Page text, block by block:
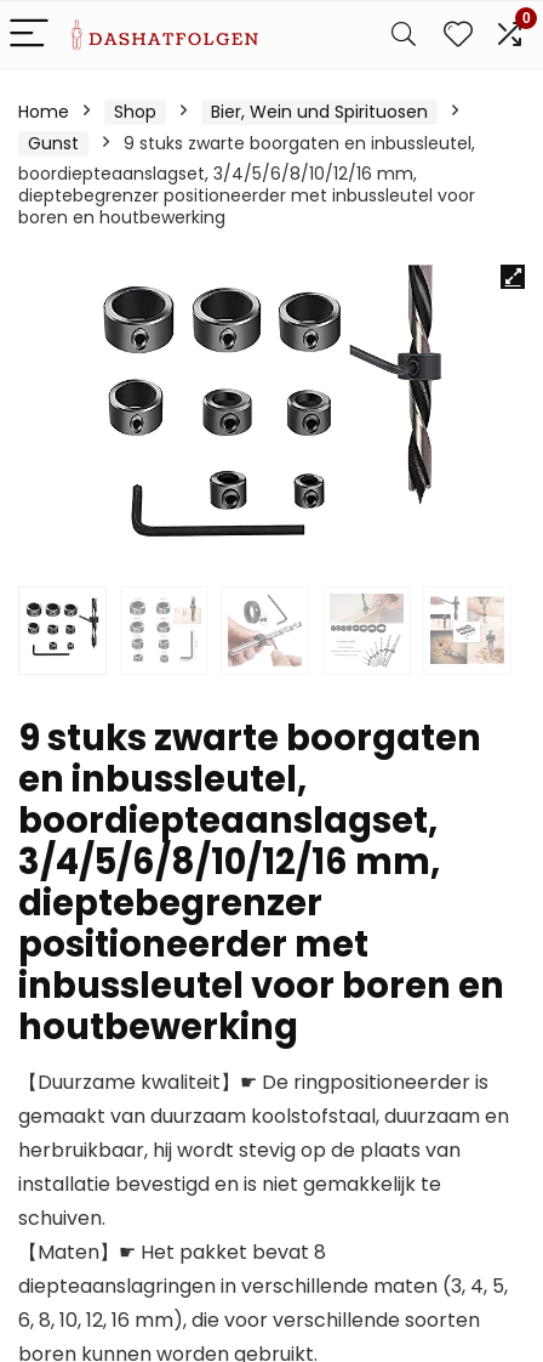
0
Home Shop
Bier, Wein und Spirituosen
Gunst
9 stuks zwarte boorgaten en inbussleutel,
boordiepteaanslagset, 3/4/5/6/8/10/12/16 mm,
dieptebegrenzer positioneerder met inbussleutel voor
boren en houtbewerking
9 stuks zwarte boorgaten
en inbussleutel,
boordiepteaanslagset,
3/4/5/6/8/10/12/16 mm,
dieptebegrenzer
positioneerder met
inbussleutel voor boren en
houtbewerking
【Duurzame kwaliteit】☛ De ringpositioneerder is
gemaakt van duurzaam koolstofstaal, duurzaam en
herbruikbaar, hij wordt stevig op de plaats van
installatie bevestigd en is niet gemakkelijk te
schuiven.
【Maten】☛ Het pakket bevat 8
diepteaanslagringen in verschillende maten (3, 4, 5,
6, 8, 10, 12, 16 mm), die voor verschillende soorten
boren kunnen worden gebruikt.